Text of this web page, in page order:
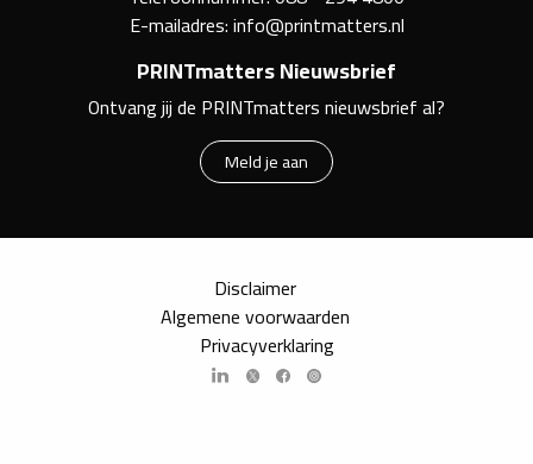
E-mailadres:info@printmatters.nl
PRINTmatters Nieuwsbrief
Ontvang jij de PRINTmatters nieuwsbrief al?
Meld je aan
Disclaimer
Algemene voorwaarden
Privacyverklaring